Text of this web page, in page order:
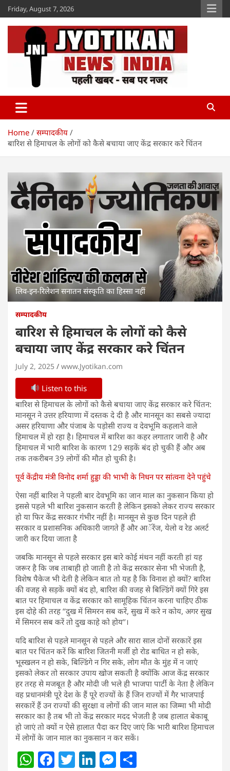
Skip
to
content
Friday, August 7, 2026
Jyotikan
Home
सम्पादकीय
बारिश से हिमाचल के लोगों को कैसे बचाया जाए केंद्र सरकार करे चिंतन
लिव-इन-रिलेशन सनातन संस्कृति का हिस्सा नहीं
सम्पादकीय
बारिश से हिमाचल के लोगों को कैसे
बचाया जाए केंद्र सरकार करे चिंतन
July 2, 2025 www.Jyotikan.com
Listen to this
बारिश से हिमाचल के लोगों को कैसे बचाया जाए केंद्र सरकार करे चिंतन:
मानसून ने उत्तर हरियाणा में दस्तक दे दी है और मानसून का सबसे ज्यादा
असर हरियाणा और पंजाब के पड़ोसी राज्य व देवभूमि कहलाने वाले
हिमाचल में हो रहा है। हिमाचल में बारिश का कहर लगातार जारी है और
हिमाचल में भारी बारिश के कारण 129 सड़कें बंद हो चुकी हैं और अब
तक तकरीबन 39 लोगों की मौत हो चुकी है।
पूर्व केंद्रीय मंत्री विनोद शर्मा हुड्डा की भाभी के निधन पर सांत्वना देने पहुंचे
ऐसा नहीं बारिश ने पहली बार देवभूमि का जान माल का नुकसान किया हो
इससे पहले भी बारिश नुकसान करती है लेकिन इसको लेकर राज्य सरकार
हो या फिर केंद्र सरकार गंंभीर नहीं है। मानसून से कुछ दिन पहले ही
सरकार व प्रशासनिक अधिकारी जागते हैं और आॅरेंज, येलो व रेड अलर्ट
जारी कर दिया जाता है
जबकि मानसून से पहले सरकार इस बारे कोई मंथन नहीं करती हां यह
जरूर है कि जब ताबाही हो जाती है तो केंद्र सरकार सेना भी भेजती है,
विशेष पैकेज भी देती है लेकिन बात तो यह है कि विनाश हो क्यों? बारिश
की वजह से सड़कें क्यों बंद हो, बारिश की वजह से बिल्डिंगें क्यों गिरे इस
बात पर हिमाचल व केंद्र सरकार को सामूहिक चिंतन करना चाहिए ठीक
इस दोहे की तरह ‘‘दुख में सिमरन सब करें, सुख में करे न कोय, अगर सुख
में सिमरन सब करें तो दुख काहे को होय’’।
यदि बारिश से पहले मानसून से पहले और सारा साल दोनों सरकारें इस
बात पर चिंतन करें कि बारिश जितनी मर्जी हो रोड बाधित न हो सके,
भूस्खलन न हो सके, बिल्डिंगे न गिर सके, लोग मौत के मुंह में न जाएं
इसको लेकर तो सरकार उपाय खोज सकती है क्योंकि आज केंद्र सरकार
हर तरह से मजबूत है और मोदी जी भले ही भाजपा पार्टी के नेता है लेकिन
वह प्रधानमंत्री पूरे देश के हैं पूरे राज्यों के हैं जिन राज्यों में गैर भाजपाई
सरकारें हैं उन राज्यों की सुरक्षा व लोगों की जान माल का जिम्मा भी मोदी
सरकार का है तब भी तो केंद्र सरकार मदद भेजती है जब हालात बेकाबू
हो जाएं तो क्यों न ऐसे हालात पैदा कर दिए जाएं कि भारी बारिश हिमाचल
में लोगों के जान माल का नुकसान न कर सकें।
W F T Li M